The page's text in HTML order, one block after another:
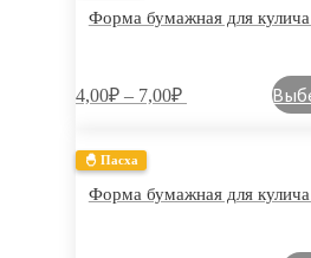
Форма бумажная для
4,00₽ – 7,00₽
🐣 Пасха
Форма бумажная для